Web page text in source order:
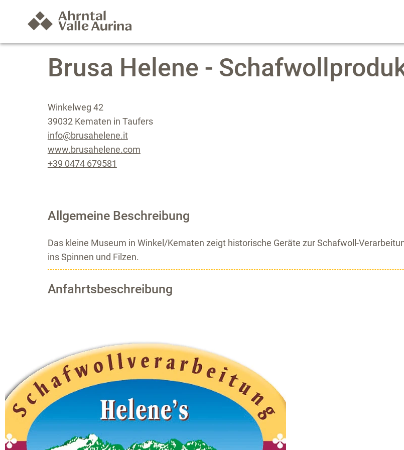
Brusa Helene -
Winkelweg 42
39032 Kematen in Taufers
info@brusahelene.it
www.brusahelene.com
+39 0474 679581
Allgemeine Beschreibung
Das kleine Museum in Winkel/Kematen zeigt historische Geräte zur Schafwoll-
ins Spinnen und Filzen.
Anfahrtsbeschreibung